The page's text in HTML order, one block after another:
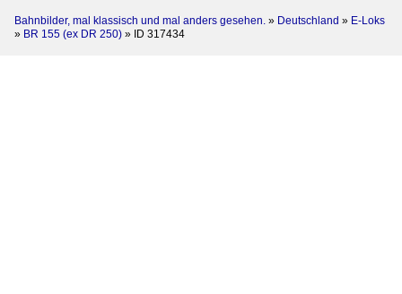
Bahnbilder, mal klassisch und mal anders gesehen. » Deutschland » E-Loks
» BR 155 (ex DR 250) » ID 317434